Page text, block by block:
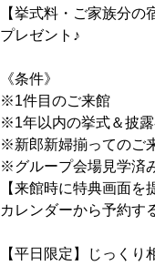
【挙式料・ご家族分の
プレゼント♪
《条件》
※1件目のご来館
※1年以内の挙式＆披
※新郎新婦揃ってのご
※グループ会場見学済
【来館時に特典画面を
カレンダーから予約す
【平日限定】じっく